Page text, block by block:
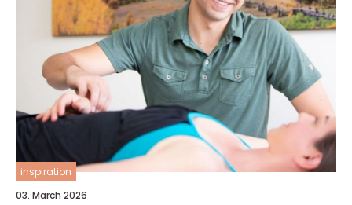
inspiration
03. March 2026